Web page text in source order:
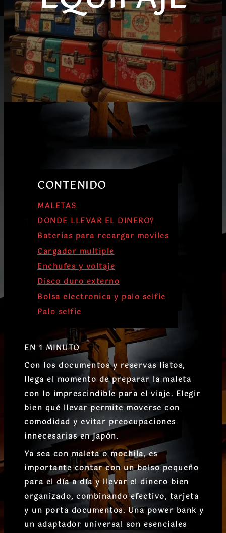
CONTENIDO
MALETAS
DONDE LLEVAR EL DINERO?
Baterias para recargar moviles
Cargador multiple
Enchufes y voltaje
Disco duro externo
Bolsa electronica y palo selfie
Palo selfie
EN 1 MINUTO
Con los documentos y reservas listos,
llega el momento de preparar la maleta
con lo imprescindible para el viaje. Elegir
bien qué llevar permite moverse con
comodidad y evitar preocupaciones
innecesarias en Japón.
Ya sea con maleta o mochila, es
importante contar con un bolso pequeño
para el día a día y llevar el dinero bien
organizado, combinando efectivo, tarjeta
y un porta documentos. Una power bank y
un adaptador universal son esenciales